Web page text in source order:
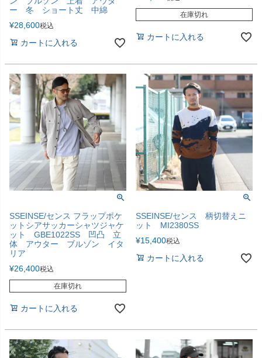
ー 冬 ショート丈 中綿
¥28,600税込
カートに入れる
在庫切れ
カートに入れる
SSEINSE/センス フラップポケ
ットシアサッカーシャツジャケ
ット GBE1022SS 凹凸 立
体 アウター ブルゾン イタ
リア
¥26,400税込
在庫切れ
カートに入れる
SSEINSE/センス 柄切替えニ
ット MI2380SS
¥15,400税込
カートに入れる